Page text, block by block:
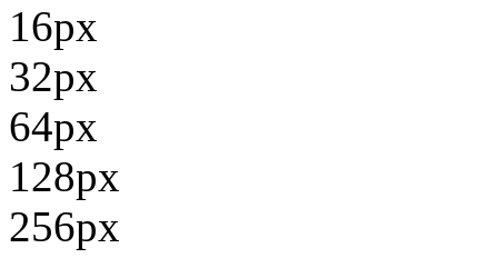
16px
32px
64px
128px
256px